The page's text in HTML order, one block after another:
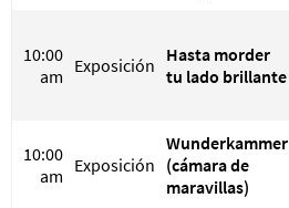
10:00
am Exposición Hasta morder
tu lado brillante
10:00
am Exposición
Wunderkammer
(cámara de
maravillas)